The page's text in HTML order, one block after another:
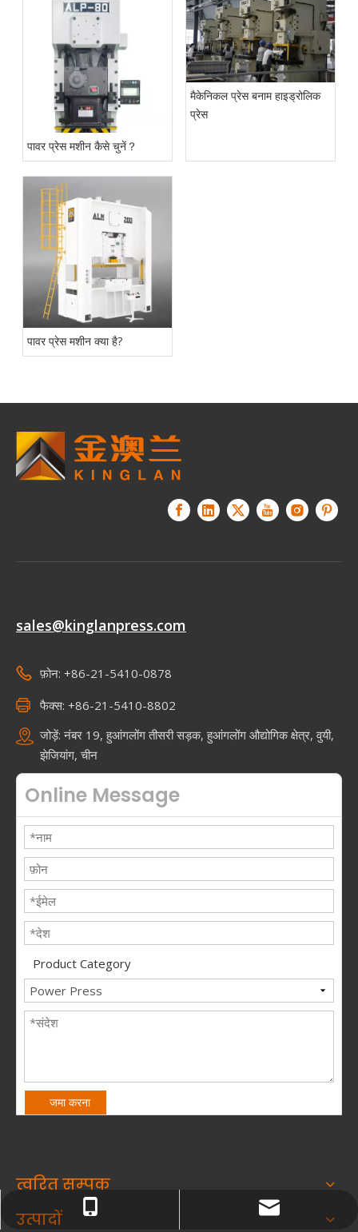
पावर प्रेस मशीन कैसे चुनें？
मैकेनिकल प्रेस बनाम हाइड्रोलिक
प्रेस
पावर प्रेस मशीन क्या है?
sales@kinglanpress.com
फ़ोन: +86-21-5410-0878
फैक्स: +86-21-5410-8802
जोड़ें: नंबर 19, हुआंगलोंग तीसरी सड़क, हुआंगलोंग औद्योगिक क्षेत्र, वुयी,
झेजियांग, चीन
Online Message
Product Category
जमा करना
त्वरित सम्पक
उत्पादों